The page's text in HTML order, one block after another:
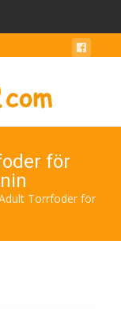
för
Torrfoder för